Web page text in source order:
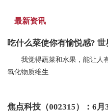
最新资讯
吃什么菜使你有愉悦感? 世
我觉得蔬菜和水果，能让人
氧化物质维生
焦点科技（002315）：6